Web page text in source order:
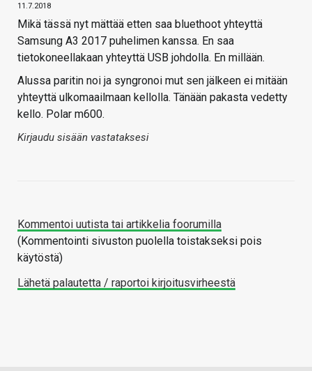
11.7.2018
Mikä tässä nyt mättää etten saa bluethoot yhteyttä
Samsung A3 2017 puhelimen kanssa. En saa
tietokoneellakaan yhteyttä USB johdolla. En millään.
Alussa paritin noi ja syngronoi mut sen jälkeen ei mitään
yhteyttä ulkomaailmaan kellolla. Tänään pakasta vedetty
kello. Polar m600.
Kirjaudu sisään vastataksesi
Kommentoi uutista tai artikkelia foorumilla
(Kommentointi sivuston puolella toistakseksi pois
käytöstä)
Lähetä palautetta / raportoi kirjoitusvirheestä